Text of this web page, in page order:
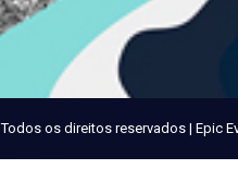
Todos os direitos reservados | Epic